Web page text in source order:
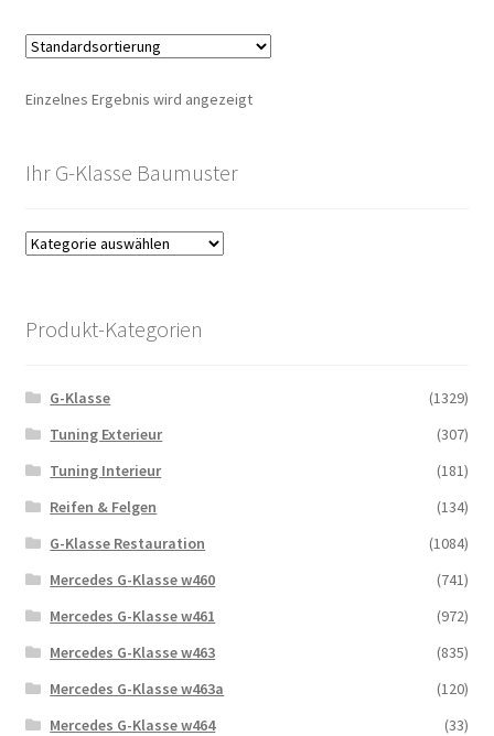
Einzelnes Ergebnis wird angezeigt
Ihr G-Klasse Baumuster
Produkt-Kategorien
G-Klasse
(1329)
Tuning Exterieur
(307)
Tuning Interieur
(181)
Reifen & Felgen
(134)
G-Klasse Restauration
(1084)
Mercedes G-Klasse w460
(741)
Mercedes G-Klasse w461
(972)
Mercedes G-Klasse w463
(835)
Mercedes G-Klasse w463a
(120)
Mercedes G-Klasse w464
(33)